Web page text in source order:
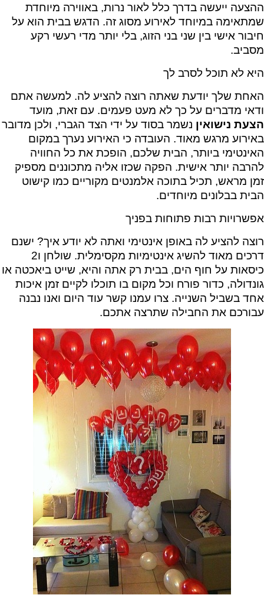
ההצעה ייעשה בדרך כלל לאור נרות, באווירה מיוחדת
שמתאימה במיוחד לאירוע מסוג זה. הדגש בבית הוא על
חיבור אישי בין שני בני הזוג, בלי יותר מדי רעשי רקע
מסביב.
היא לא תוכל לסרב לך
האחת שלך יודעת שאתה רוצה להציע לה. למעשה אתם
ודאי מדברים על כך לא מעט פעמים. עם זאת, מועד
הצעת נישואין נשמר בסוד על ידי הצד הגברי, ולכן מדובר
באירוע מרגש מאוד. העובדה כי האירוע נערך במקום
האינטימי ביותר, הבית שלכם, הופכת את כל החוויה
להרבה יותר אישית. הפקה שכזו אליה מתכוננים מספיק
זמן מראש, תכיל בתוכה אלמנטים מקוריים כמו קישוט
הבית בבלונים מיוחדים.
אפשרויות רבות פתוחות בפניך
רוצה להציע לה באופן אינטימי ואתה לא יודע איך? ישנם
דרכים מאוד להשיג אינטימיות מקסימלית. שולחן ו2
כיסאות על חוף הים, בבית רק אתה והיא, שייט ביאכטה או
גונדולה, כדור פורח וכל מקום בו תוכלו לקיים זמן איכות
אחד בשביל השנייה. צרו עמנו קשר עוד היום ואנו נבנה
עבורכם את החבילה שתרצה אתכם.